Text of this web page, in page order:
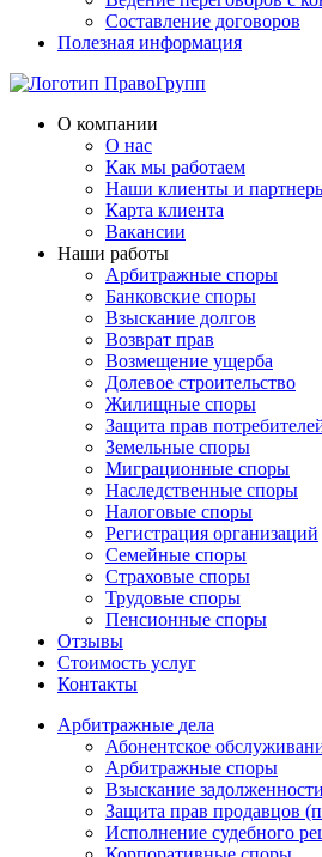
Составление договоров
Полезная информация
О компании
О нас
Как мы работаем
Наши клиенты и
Карта клиента
Вакансии
Наши работы
Арбитражные споры
Банковские споры
Взыскание долгов
Возврат прав
Возмещение ущерба
Долевое строительство
Жилищные споры
Защита прав
Земельные споры
Миграционные споры
Наследственные споры
Налоговые споры
Регистрация организаций
Семейные споры
Страховые споры
Трудовые споры
Пенсионные споры
Отзывы
Стоимость услуг
Контакты
Арбитражные дела
Абонентское
Арбитражные споры
Взыскание задолженности
Защита прав продавцов
Исполнение судебного